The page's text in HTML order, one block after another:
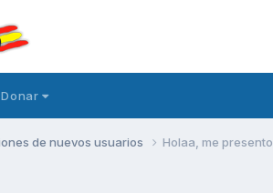
Donar
de nuevos usuarios Holaa, me presento